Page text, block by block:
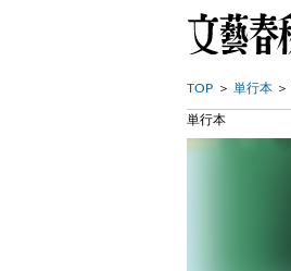
TOP 単行本
単行本